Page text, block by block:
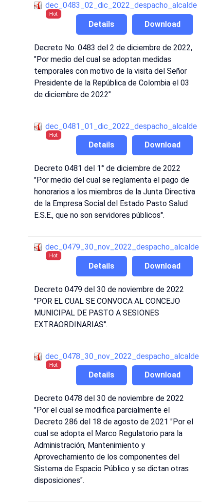
dec_0483_02_dic_2022_despacho_alcalde
Hot
Download
Details
Decreto No. 0483 del 2 de diciembre de 2022,
"Por medio del cual se adoptan medidas
temporales con motivo de la visita del Señor
Presidente de la República de Colombia el 03
de diciembre de 2022"
dec_0481_01_dic_2022_despacho_alcalde
Hot
Download
Details
Decreto 0481 del 1° de diciembre de 2022
"Por medio del cual se reglamenta el pago de
honorarios a los miembros de la Junta Directiva
de la Empresa Social del Estado Pasto Salud
E.S.E., que no son servidores públicos".
dec_0479_30_nov_2022_despacho_alcalde
Hot
Download
Details
Decreto 0479 del 30 de noviembre de 2022
"POR EL CUAL SE CONVOCA AL CONCEJO
MUNICIPAL DE PASTO A SESIONES
EXTRAORDINARIAS".
dec_0478_30_nov_2022_despacho_alcalde
Hot
Download
Details
Decreto 0478 del 30 de noviembre de 2022
"Por el cual se modifica parcialmente el
Decreto 286 del 18 de agosto de 2021 "Por el
cual se adopta el Marco Regulatorio para la
Administración, Mantenimiento y
Aprovechamiento de los componentes del
Sistema de Espacio Público y se dictan otras
disposiciones".